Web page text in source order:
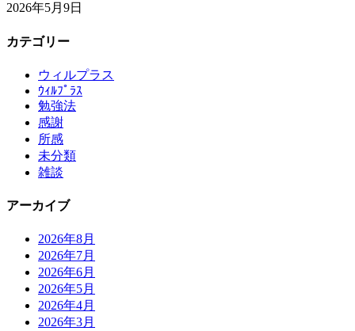
2026年5月9日
カテゴリー
ウィルプラス
ｳｨﾙﾌﾟﾗｽ
勉強法
感謝
所感
未分類
雑談
アーカイブ
2026年8月
2026年7月
2026年6月
2026年5月
2026年4月
2026年3月